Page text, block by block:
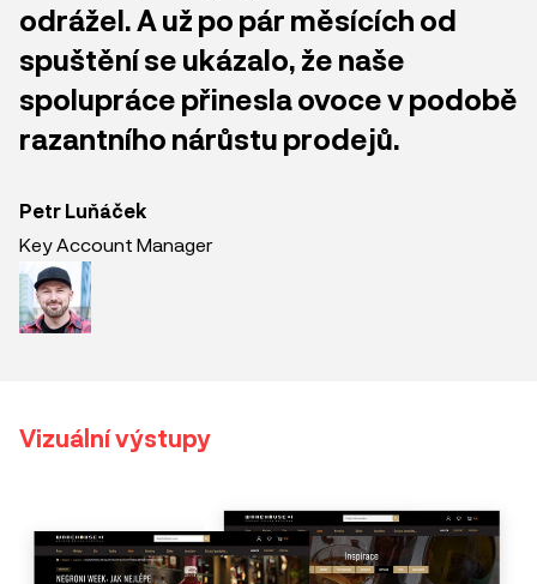
odrážel. A už po pár měsících od
spuštění se ukázalo, že naše
spolupráce přinesla ovoce v podobě
razantního nárůstu prodejů.
Petr Luňáček
Key Account Manager
Vizuální výstupy